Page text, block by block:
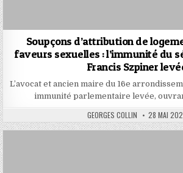
Soupçons d’attribution de
faveurs sexuelles : l’immunité du
Francis Szpiner
L’avocat et ancien maire du 16e
immunité parlementaire levée,
AUTHOR:
GEORGES COLLIN PUBLISHED
DATE:
28 MAI